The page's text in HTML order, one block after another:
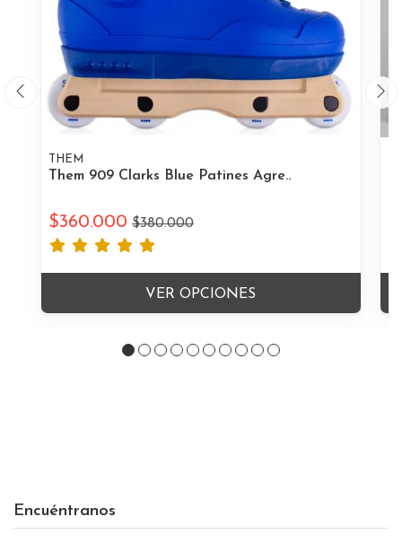
THEM
Them 909 Clarks Blue Patines Agre..
$360.000 $380.000
VER OPCIONES
Encuéntranos